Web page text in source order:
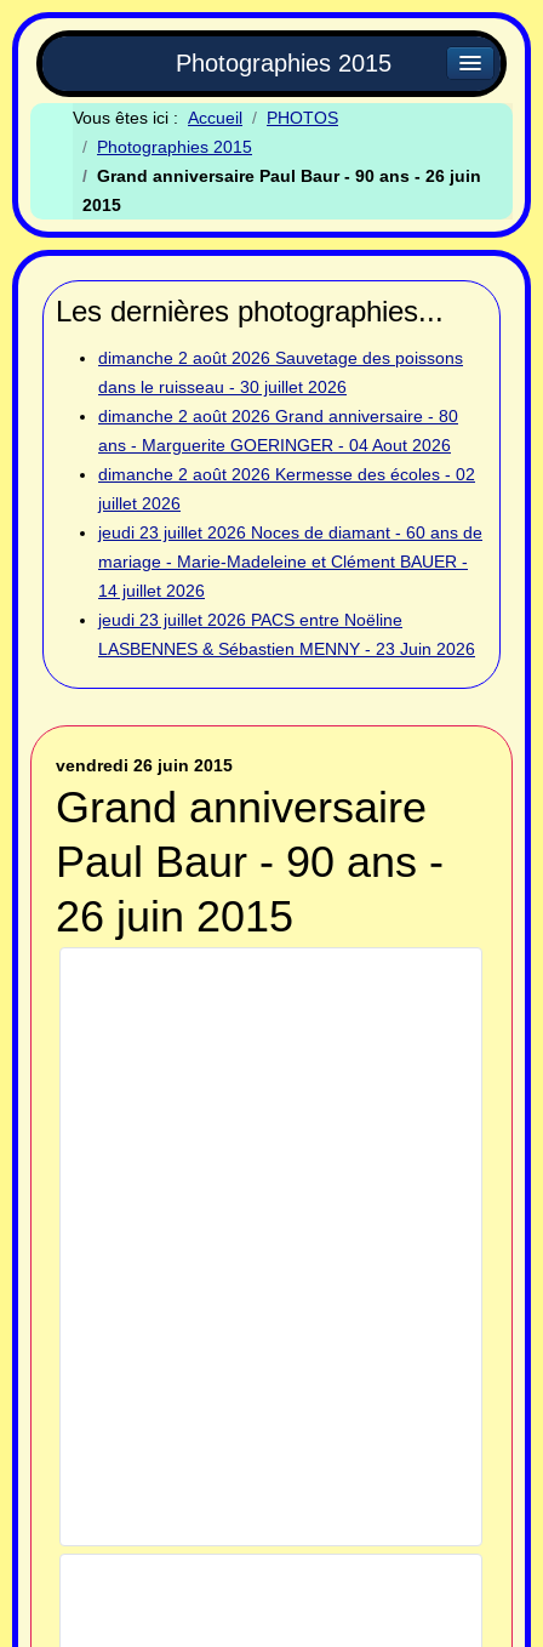
Photographies 2015
Vous êtes ici : Accueil
PHOTOS
Photographies 2015
Grand anniversaire Paul Baur - 90 ans - 26 juin
2015
Les dernières photographies...
dimanche 2 août 2026 Sauvetage des poissons
dans le ruisseau - 30 juillet 2026
dimanche 2 août 2026 Grand anniversaire - 80
ans - Marguerite GOERINGER - 04 Aout 2026
dimanche 2 août 2026 Kermesse des écoles - 02
juillet 2026
jeudi 23 juillet 2026 Noces de diamant - 60 ans de
mariage - Marie-Madeleine et Clément BAUER -
14 juillet 2026
jeudi 23 juillet 2026 PACS entre Noëline
LASBENNES & Sébastien MENNY - 23 Juin 2026
vendredi 26 juin 2015
Grand anniversaire
Paul Baur - 90 ans -
26 juin 2015